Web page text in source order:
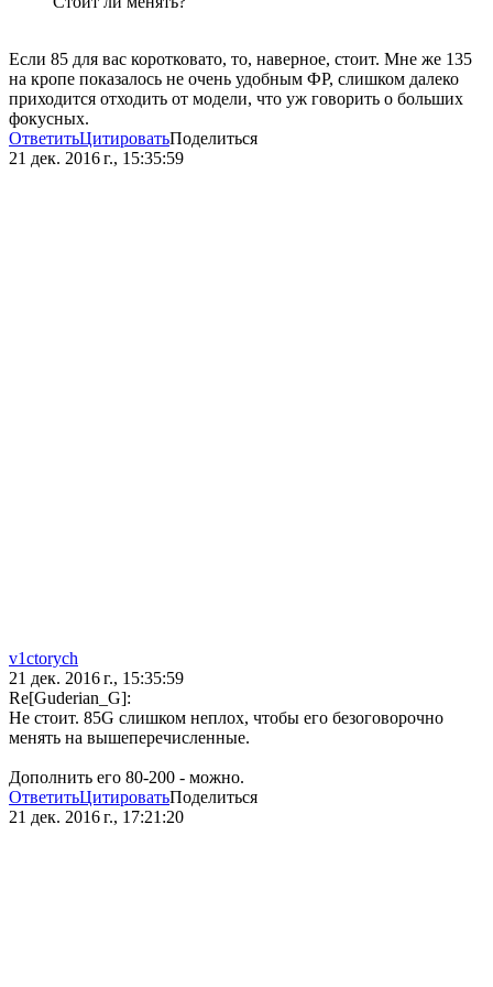
Если 85 для вас коротковато, то, наверное, стоит. Мне же 135
на кропе показалось не очень удобным ФР, слишком далеко
приходится отходить от модели, что уж говорить о больших
фокусных.
ОтветитьЦитироватьПоделиться
21 дек. 2016 г., 15:35:59
v1ctorych
21 дек. 2016 г., 15:35:59
Re[Guderian_G]:
Не стоит. 85G слишком неплох, чтобы его безоговорочно
менять на вышеперечисленные.
Дополнить его 80-200 - можно.
ОтветитьЦитироватьПоделиться
21 дек. 2016 г., 17:21:20